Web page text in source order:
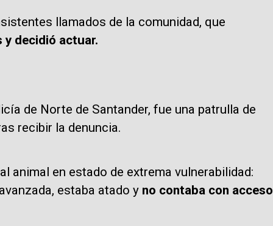
llamados de la comunidad, que
y decidió actuar.
de Norte de Santander, fue una patrulla de
recibir la denuncia.
animal en estado de extrema vulnerabilidad:
estaba atado y no contaba con acceso